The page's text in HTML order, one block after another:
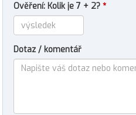
Ověření: Kolik je 7 + 2? *
Dotaz / komentář